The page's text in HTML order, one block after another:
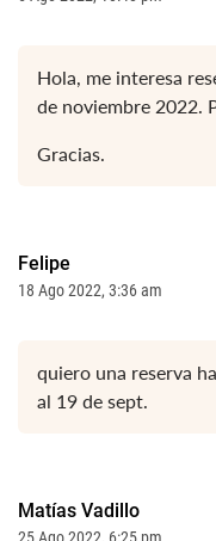
Hola, me interesa
de noviembre 2022.
Gracias.
Felipe
18 Ago 2022, 3:36 am
quiero una reserva
al 19 de sept.
Matías Vadillo